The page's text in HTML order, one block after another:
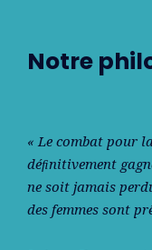
Notre
« Le combat pour
déﬁnitivement
ne soit jamais
des femmes sont